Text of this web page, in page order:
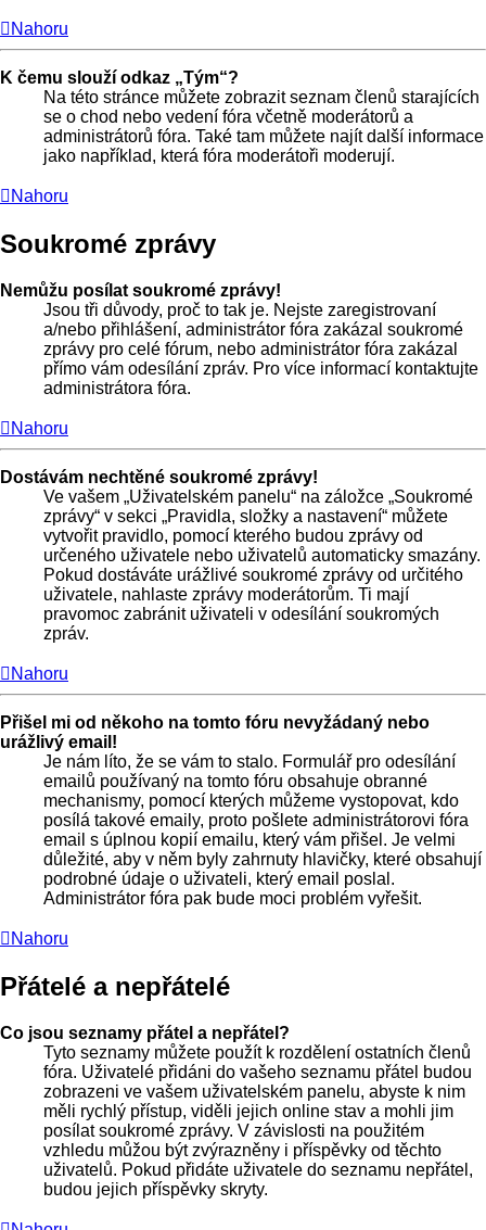
Nahoru
K čemu slouží odkaz „Tým“?
Na této stránce můžete zobrazit seznam členů starajících
se o chod nebo vedení fóra včetně moderátorů a
administrátorů fóra. Také tam můžete najít další informace
jako například, která fóra moderátoři moderují.
Nahoru
Soukromé zprávy
Nemůžu posílat soukromé zprávy!
Jsou tři důvody, proč to tak je. Nejste zaregistrovaní
a/nebo přihlášení, administrátor fóra zakázal soukromé
zprávy pro celé fórum, nebo administrátor fóra zakázal
přímo vám odesílání zpráv. Pro více informací kontaktujte
administrátora fóra.
Nahoru
Dostávám nechtěné soukromé zprávy!
Ve vašem „Uživatelském panelu“ na záložce „Soukromé
zprávy“ v sekci „Pravidla, složky a nastavení“ můžete
vytvořit pravidlo, pomocí kterého budou zprávy od
určeného uživatele nebo uživatelů automaticky smazány.
Pokud dostáváte urážlivé soukromé zprávy od určitého
uživatele, nahlaste zprávy moderátorům. Ti mají
pravomoc zabránit uživateli v odesílání soukromých
zpráv.
Nahoru
Přišel mi od někoho na tomto fóru nevyžádaný nebo
urážlivý email!
Je nám líto, že se vám to stalo. Formulář pro odesílání
emailů používaný na tomto fóru obsahuje obranné
mechanismy, pomocí kterých můžeme vystopovat, kdo
posílá takové emaily, proto pošlete administrátorovi fóra
email s úplnou kopií emailu, který vám přišel. Je velmi
důležité, aby v něm byly zahrnuty hlavičky, které obsahují
podrobné údaje o uživateli, který email poslal.
Administrátor fóra pak bude moci problém vyřešit.
Nahoru
Přátelé a nepřátelé
Co jsou seznamy přátel a nepřátel?
Tyto seznamy můžete použít k rozdělení ostatních členů
fóra. Uživatelé přidáni do vašeho seznamu přátel budou
zobrazeni ve vašem uživatelském panelu, abyste k nim
měli rychlý přístup, viděli jejich online stav a mohli jim
posílat soukromé zprávy. V závislosti na použitém
vzhledu můžou být zvýrazněny i příspěvky od těchto
uživatelů. Pokud přidáte uživatele do seznamu nepřátel,
budou jejich příspěvky skryty.